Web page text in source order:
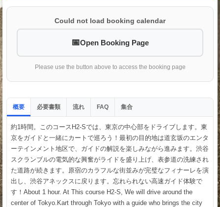
Could not load booking calendar
Open Booking Page
Please use the button above to access the booking page
概要 必要書類 流れ FAQ 集合
約1時間。このコースH2-Sでは、東京の中心部をドライブします。東
京をガイドと一緒にカートで巡ろう！最初の目的地は道玄坂のエンタ
ーテインメント地区で、ガイドの解説を楽しみながら進みます。渋谷
スクランブルの電気的な興奮がライドを盛り上げ、表参道の洗練され
た道路が続きます。原宿のカラフルな街並みが完璧なフィナーレを演
出し、渋谷アネックスに戻ります。忘れられない高速ガイド体験で
す！About 1 hour. At This course H2-S, We will drive around the
center of Tokyo.Kart through Tokyo with a guide who brings the city